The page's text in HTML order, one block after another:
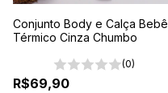
Conjunto Body e Calça Bebê
Térmico Cinza Chumbo
(0)
R$69,90